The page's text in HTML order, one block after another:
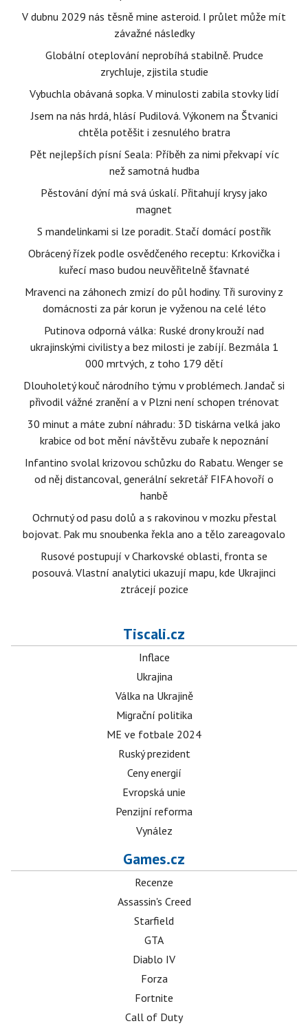
V dubnu 2029 nás těsně mine asteroid. I průlet může mít
závažné následky
Globální oteplování neprobíhá stabilně. Prudce
zrychluje, zjistila studie
Vybuchla obávaná sopka. V minulosti zabila stovky lidí
Jsem na nás hrdá, hlásí Pudilová. Výkonem na Štvanici
chtěla potěšit i zesnulého bratra
Pět nejlepších písní Seala: Příběh za nimi překvapí víc
než samotná hudba
Pěstování dýní má svá úskalí. Přitahují krysy jako
magnet
S mandelinkami si lze poradit. Stačí domácí postřik
Obrácený řízek podle osvědčeného receptu: Krkovička i
kuřecí maso budou neuvěřitelně šťavnaté
Mravenci na záhonech zmizí do půl hodiny. Tři suroviny z
domácnosti za pár korun je vyženou na celé léto
Putinova odporná válka: Ruské drony krouží nad
ukrajinskými civilisty a bez milosti je zabíjí. Bezmála 1
000 mrtvých, z toho 179 dětí
Dlouholetý kouč národního týmu v problémech. Jandač si
přivodil vážné zranění a v Plzni není schopen trénovat
30 minut a máte zubní náhradu: 3D tiskárna velká jako
krabice od bot mění návštěvu zubaře k nepoznání
Infantino svolal krizovou schůzku do Rabatu. Wenger se
od něj distancoval, generální sekretář FIFA hovoří o
hanbě
Ochrnutý od pasu dolů a s rakovinou v mozku přestal
bojovat. Pak mu snoubenka řekla ano a tělo zareagovalo
Rusové postupují v Charkovské oblasti, fronta se
posouvá. Vlastní analytici ukazují mapu, kde Ukrajinci
ztrácejí pozice
Tiscali.cz
Inflace
Ukrajina
Válka na Ukrajině
Migrační politika
ME ve fotbale 2024
Ruský prezident
Ceny energií
Evropská unie
Penzijní reforma
Vynález
Games.cz
Recenze
Assassin's Creed
Starfield
GTA
Diablo IV
Forza
Fortnite
Call of Duty